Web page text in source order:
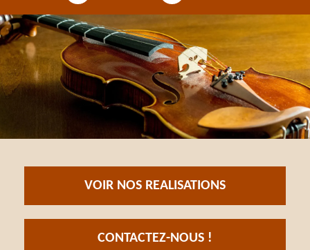
VOIR NOS REALISATIONS
CONTACTEZ-NOUS !